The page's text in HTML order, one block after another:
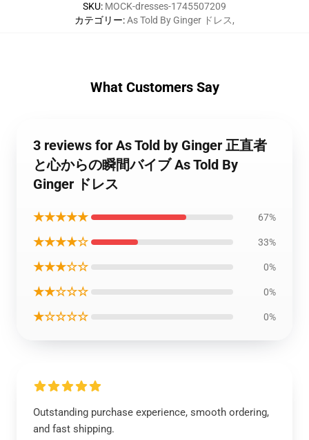
SKU: MOCK-dresses-1745507209
カテゴリー:As Told By Ginger ドレス,
What Customers Say
3 reviews for As Told by Ginger 正直者
と心からの瞬間バイブ As Told By
Ginger ドレス
★★★★★ 67%
★★★★☆ 33%
★★★☆☆ 0%
★★☆☆☆ 0%
★☆☆☆☆ 0%
Outstanding purchase experience, smooth ordering,
and fast shipping.